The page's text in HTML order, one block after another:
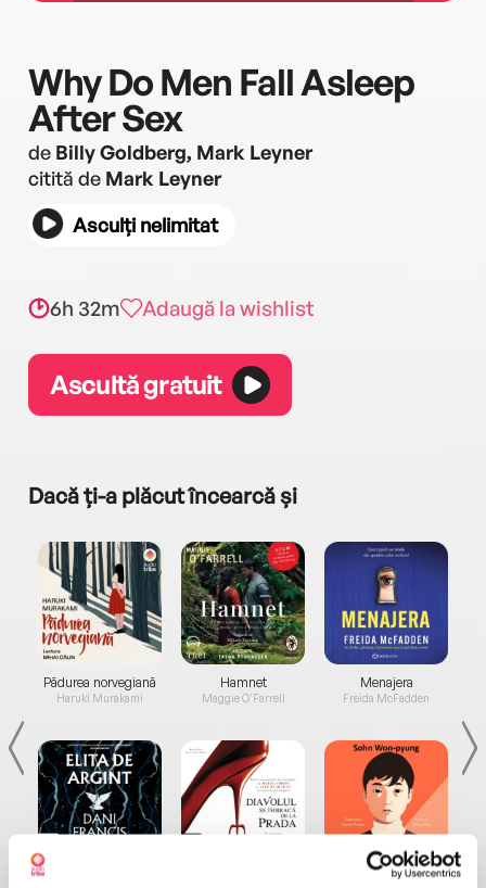
Why Do Men Fall Asleep
After Sex
de Billy Goldberg, Mark Leyner
citită de Mark Leyner
Asculți nelimitat
6h 32m Adaugă la wishlist
Ascultă gratuit
Dacă ți-a plăcut încearcă și
Pădurea norvegiană
Haruki Murakami
Elita de Argint (Elita
Hamnet
Maggie O'Farrell
Menajera
Freida McFadden
Migdală